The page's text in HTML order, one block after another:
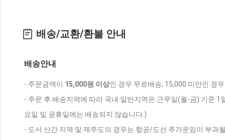
배송/교환/환불 안내
배송안내
- 주문금액이 15,000원 이상인 경우 무료배송, 15,000 미만인 경
- 주문 후 배송지역에 따라 국내 일반지역은 근무일(월-금) 기준
요일 및 공휴일에는 배송되지 않습니다.)
- 도서 산간 지역 및 제주도의 경우는 항공/도선 추가운임이 부과